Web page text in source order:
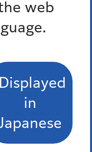
web
Displayed
in
Japanese